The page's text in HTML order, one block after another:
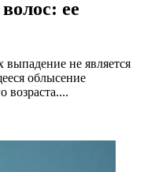
ее
выпадение не является
облысение
возраста....